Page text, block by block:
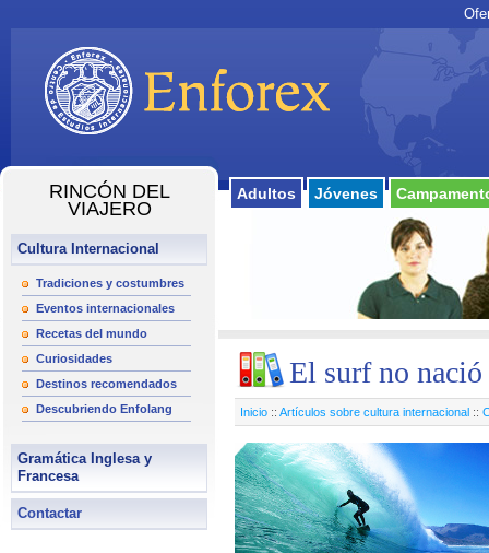
Adultos Jóvenes
RINCÓN DEL
VIAJERO
Cultura Internacional
Tradiciones y costumbres
Eventos internacionales
Recetas del mundo
Curiosidades
Destinos recomendados
Descubriendo Enfolang
Gramática Inglesa y
Francesa
Contactar
El surf no nació
Inicio :: Artículos sobre cultura internacional ::